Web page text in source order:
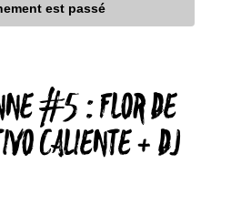
est passé
#5 : FLOR DE
CALIENTE + DJ